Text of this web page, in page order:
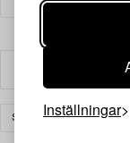
Inställningar
SMYCKEN